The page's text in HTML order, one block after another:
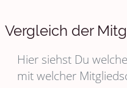
Vergleich der
Hier siehst Du
mit welcher